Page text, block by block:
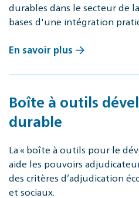
durables dans le secteur de
bases d'une intégration
En savoir plus
Boîte à outils
durable
La « boîte à outils pour le
aide les pouvoirs
des critères d’adjudication
et sociaux.